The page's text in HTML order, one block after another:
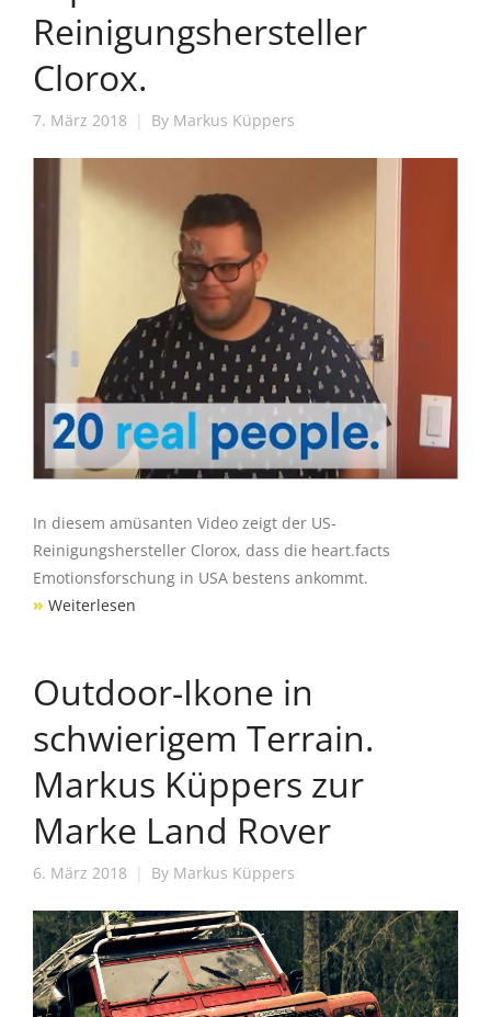
Reinigungshersteller
Clorox.
7. März 2018 By Markus Küppers
In diesem amüsanten Video zeigt der US-
Reinigungshersteller Clorox, dass die heart.facts
Emotionsforschung in USA bestens ankommt.
» Weiterlesen
Outdoor-Ikone in
schwierigem Terrain.
Markus Küppers zur
Marke Land Rover
6. März 2018 By Markus Küppers